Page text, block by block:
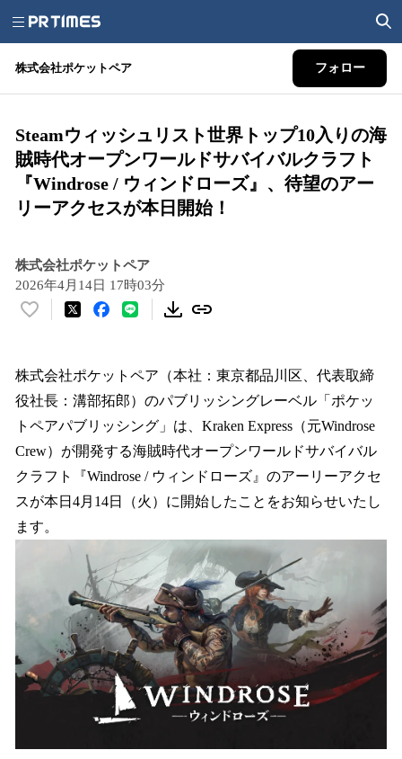
株式会社ポケットペア フォロー
Steamウィッシュリスト世界トップ10入りの海
賊時代オープンワールドサバイバルクラフト
『Windrose / ウィンドローズ』、待望のアー
リーアクセスが本日開始！
株式会社ポケットペア
2026年4月14日 17時03分
い
！
数
を
読
み
込
み
中
で
す
株式会社ポケットペア（本社：東京都品川区、代表取締
役社長：溝部拓郎）のパブリッシングレーベル「ポケッ
トペアパブリッシング」は、Kraken Express（元Windrose
Crew）が開発する海賊時代オープンワールドサバイバル
クラフト『Windrose / ウィンドローズ』のアーリーアクセ
スが本日4月14日（火）に開始したことをお知らせいたし
ます。